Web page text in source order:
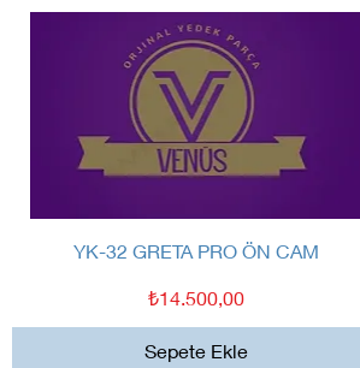
Hızlı Bakış
YK-32 GRETA PRO ÖN CAM
Fiyat
₺14.500,00
Sepete Ekle